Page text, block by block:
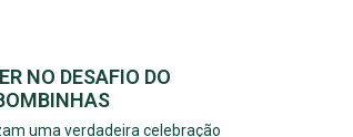
NO DESAFIO DO
uma verdadeira celebração